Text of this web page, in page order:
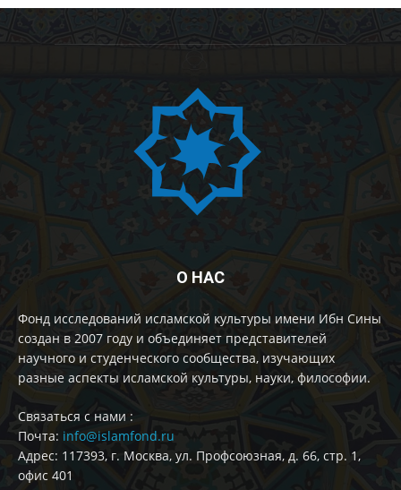
О НАС
Фонд исследований исламской культуры имени Ибн Сины
создан в 2007 году и объединяет представителей
научного и студенческого сообщества, изучающих
разные аспекты исламской культуры, науки, философии.
Cвязаться с нами :
Почта: info@islamfond.ru
Адрес: 117393, г. Москва, ул. Профсоюзная, д. 66, стр. 1,
офис 401